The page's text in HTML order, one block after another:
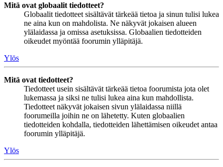
Mitä ovat globaalit tiedotteet?
Globaalit tiedotteet sisältävät tärkeää tietoa ja sinun tulisi lukea
ne aina kun on mahdolista. Ne näkyvät jokaisen alueen
ylälaidassa ja omissa asetuksissa. Globaalien tiedotteiden
oikeudet myöntää foorumin ylläpitäjä.
Ylös
Mitä ovat tiedotteet?
Tiedotteet usein sisältävät tärkeää tietoa foorumista jota olet
lukemassa ja siksi ne tulisi lukea aina kun mahdollista.
Tiedotteet näkyvät jokaisen sivun ylälaidassa niillä
foorumeilla joihin ne on lähetetty. Kuten globaalien
tiedotteiden kohdalla, tiedotteiden lähettämisen oikeudet antaa
foorumin ylläpitäjä.
Ylös